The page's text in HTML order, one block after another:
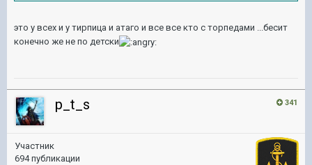
это у всех и у тирпица и атаго и все все кто с торпедами ...бесит
конечно же не по детски
341
p_t_s
Участник
694 публикации